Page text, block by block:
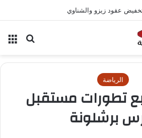
عقود زيزو والشناوي
بحث
الرياضة
تطورات مستقبل
برشلونة